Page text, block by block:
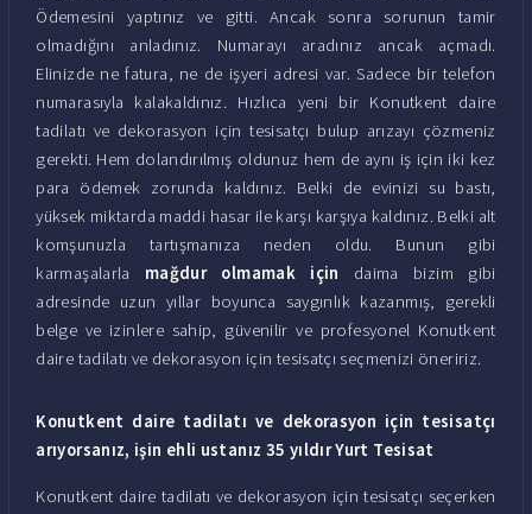
Ödemesini yaptınız ve gitti. Ancak sonra sorunun tamir
olmadığını anladınız. Numarayı aradınız ancak açmadı.
Elinizde ne fatura, ne de işyeri adresi var. Sadece bir telefon
numarasıyla kalakaldınız. Hızlıca yeni bir Konutkent daire
tadilatı ve dekorasyon için tesisatçı bulup arızayı çözmeniz
gerekti. Hem dolandırılmış oldunuz hem de aynı iş için iki kez
para ödemek zorunda kaldınız. Belki de evinizi su bastı,
yüksek miktarda maddi hasar ile karşı karşıya kaldınız. Belki alt
komşunuzla tartışmanıza neden oldu. Bunun gibi
karmaşalarla mağdur olmamak için daima bizim gibi
adresinde uzun yıllar boyunca saygınlık kazanmış, gerekli
belge ve izinlere sahip, güvenilir ve profesyonel Konutkent
daire tadilatı ve dekorasyon için tesisatçı seçmenizi öneririz.
Konutkent daire tadilatı ve dekorasyon için tesisatçı
arıyorsanız, işin ehli ustanız 35 yıldır Yurt Tesisat
Konutkent daire tadilatı ve dekorasyon için tesisatçı seçerken